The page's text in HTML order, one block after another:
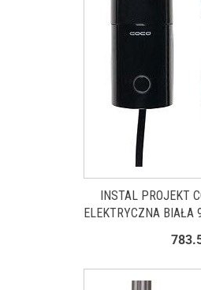
INSTAL PROJEKT
ELEKTRYCZNA BIAŁA